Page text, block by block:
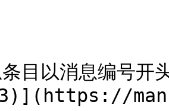
目以消息编号开